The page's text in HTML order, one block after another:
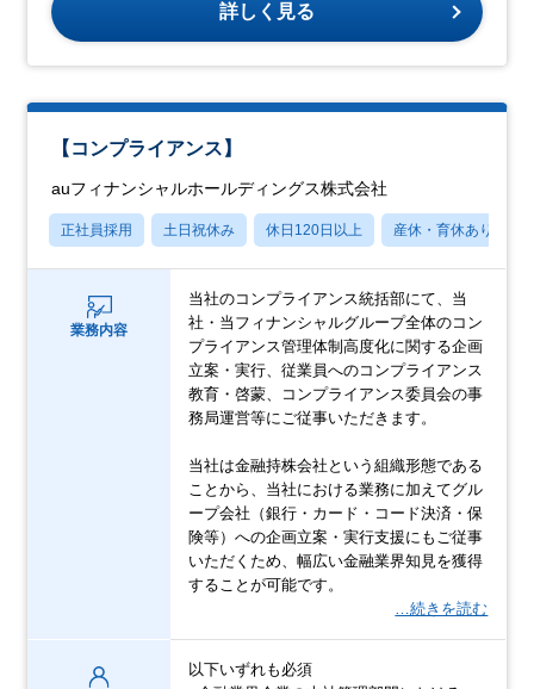
詳しく見る
【コンプライアンス】
auフィナンシャルホールディングス株式会社
正社員採用 土日祝休み 休日120日以上 産休・育休あり
業務内容
当社のコンプライアンス統括部にて、当
社・当フィナンシャルグループ全体のコン
プライアンス管理体制高度化に関する企画
立案・実行、従業員へのコンプライアンス
教育・啓蒙、コンプライアンス委員会の事
務局運営等にご従事いただきます。
当社は金融持株会社という組織形態である
ことから、当社における業務に加えてグル
ープ会社（銀行・カード・コード決済・保
険等）への企画立案・実行支援にもご従事
いただくため、幅広い金融業界知見を獲得
することが可能です。
…続きを読む
以下いずれも必須